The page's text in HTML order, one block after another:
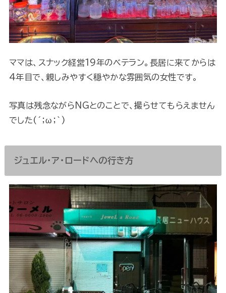
ママは、スナック経営19年のベテラン。長居に来てからは
4年目で、親しみやすく穏やかな雰囲気の女性です。
写真は残念ながらNGとのことで、撮らせてもらえません
でした(´；ω；`)
ジュエル・ア・ロードへの行き方